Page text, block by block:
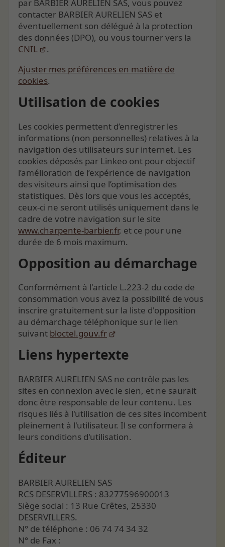
par BARBIER AURELIEN SAS, vous pouvez
contacter BARBIER AURELIEN SAS et
éventuellement son délégué à la protection
des données (DPO), ou vous tourner vers la
CNIL
.
Ajuster mes préférences en matière de
cookies.
Utilisation de cookies
Les cookies permettent d’enregistrer les
informations (non personnelles) relatives à la
navigation des utilisateurs sur internet. Les
cookies déposés par Linkeo ont pour objectif
l’amélioration de l’expérience de navigation
des visiteurs ainsi que l’optimisation des
statistiques. Dès lors que vous les acceptés,
ceux-ci ne seront utilisés uniquement dans le
cadre de votre navigation sur le site
www.charpente-barbier.fr, et ce pour une
durée de 6 mois maximum.
Opposition au démarchage
Conformément à l'article L.223-2 du code de
consommation vous avez la possibilité de vous
inscrire gratuitement sur la liste d'opposition
au démarchage téléphonique sur le lien
suivant bloctel.gouv.fr
Liens hypertexte
BARBIER AURELIEN SAS ne contrôle pas les
sites en connexion avec le sien, et ne saurait
donc être responsable de leur contenu. Les
risques liés à l'utilisation de ces sites incombent
pleinement à l'utilisateur. Il se conformera à
leurs conditions d'utilisation.
Éditeur
BARBIER AURELIEN SAS
RCS DESERVILLERS : 83277596900013
Siège social : 13 Rue Crêtes, 25330
DESERVILLERS.
N° de téléphone : 06 74 74 34 32
N° de Fax :